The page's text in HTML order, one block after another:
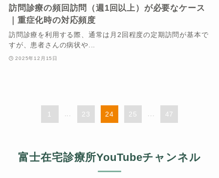
訪問診療の頻回訪問（週1回以上）が必要なケース
｜重症化時の対応頻度
訪問診療を利用する際、通常は月2回程度の定期訪問が基本で
すが、患者さんの病状や...
2025年12月15日
1 23 24 25 47
富士在宅診療所YouTubeチャンネル